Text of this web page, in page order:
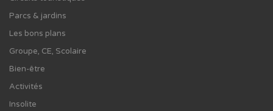
Parcs & jardins
Les bons plans
Groupe, CE, Scolaire
Bien-être
Activités
Insolite